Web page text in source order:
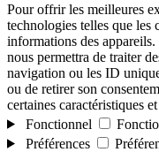
Pour offrir les meilleures
technologies telles que les
informations des
nous permettra de traiter
navigation ou les ID
ou de retirer son
certaines caractéristiques
Fonctionnel
Préférences